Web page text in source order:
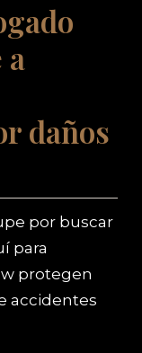
a
daños
por buscar
para
protegen
accidentes